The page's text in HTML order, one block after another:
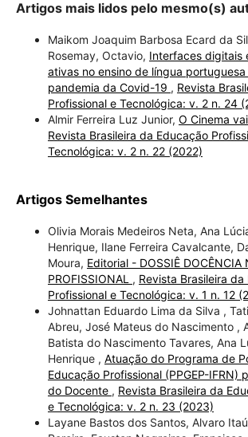
Artigos mais lidos pelo mesmo(s)
Maikom Joaquim Barbosa Ecard da
Rosemay, Octavio, Interfaces digitais
ativas no ensino de língua
pandemia da Covid-19 , Revista
Profissional e Tecnológica: v. 2 n. 24
Almir Ferreira Luz Junior, O Cinema
Revista Brasileira da Educação
Tecnológica: v. 2 n. 22 (2022)
Artigos Semelhantes
Olivia Morais Medeiros Neta, Ana
Henrique, Ilane Ferreira Cavalcante,
Moura, Editorial - DOSSIÊ DOCÊNCIA
PROFISSIONAL , Revista Brasileira
Profissional e Tecnológica: v. 1 n. 12
Johnattan Eduardo Lima da Silva ,
Abreu, José Mateus do Nascimento ,
Batista do Nascimento Tavares, Ana
Henrique , Atuação do Programa de
Educação Profissional (PPGEP-IFRN)
do Docente , Revista Brasileira da
e Tecnológica: v. 2 n. 23 (2023)
Layane Bastos dos Santos, Alvaro